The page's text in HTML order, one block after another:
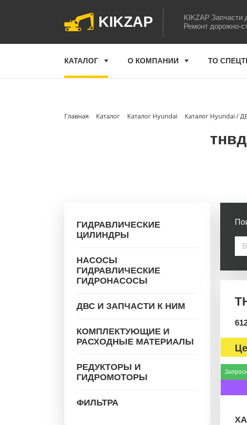
KIKZAP
KIKZAP Запчасти
Ремонт дорожно-
КАТАЛОГ О КОМПАНИИ ТО
Главная Каталог Каталог Hyundai Каталог Hyundai /
ГИДРАВЛИЧЕСКИЕ
ЦИЛИНДРЫ
НАСОСЫ
ГИДРАВЛИЧЕСКИЕ
ГИДРОНАСОСЫ
ДВС И ЗАПЧАСТИ К НИМ
КОМПЛЕКТУЮЩИЕ И
РАСХОДНЫЕ МАТЕРИАЛЫ
РЕДУКТОРЫ И
ГИДРОМОТОРЫ
ФИЛЬТРА